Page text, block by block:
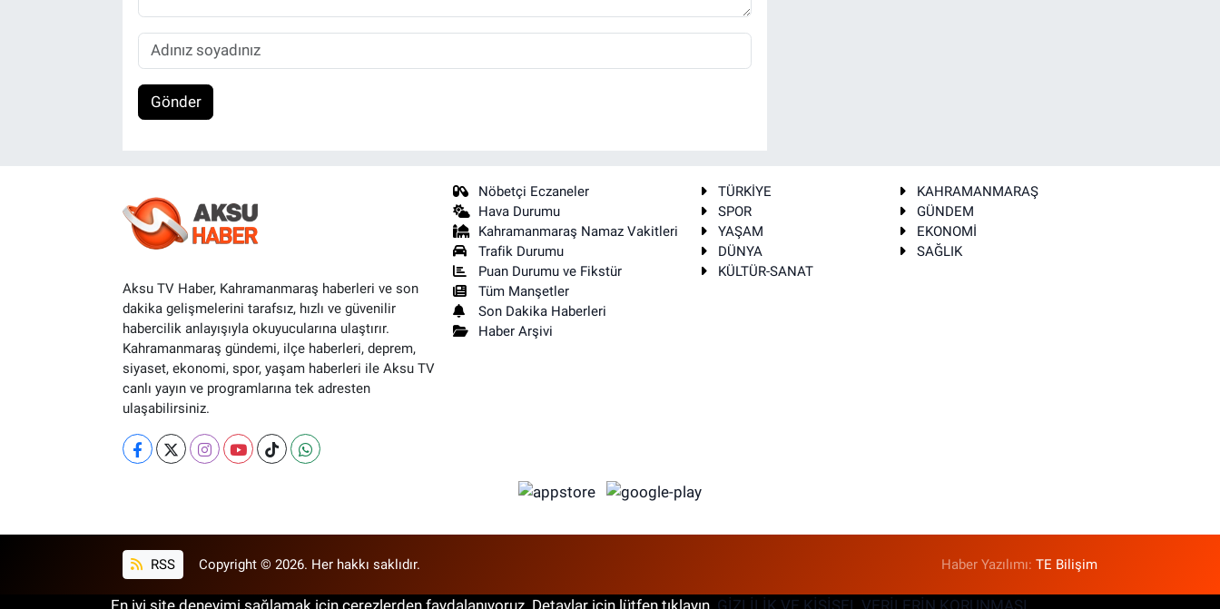
Gönder
Aksu TV Haber, Kahramanmaraş haberleri ve son
dakika gelişmelerini tarafsız, hızlı ve güvenilir
habercilik anlayışıyla okuyucularına ulaştırır.
Kahramanmaraş gündemi, ilçe haberleri, deprem,
siyaset, ekonomi, spor, yaşam haberleri ile Aksu TV
canlı yayın ve programlarına tek adresten
ulaşabilirsiniz.
Nöbetçi Eczaneler
Hava Durumu
Kahramanmaraş Namaz Vakitleri
Trafik Durumu
Puan Durumu ve Fikstür
Tüm Manşetler
Son Dakika Haberleri
Haber Arşivi
TÜRKİYE
KAHRAMANMARAŞ
SPOR
GÜNDEM
YAŞAM
EKONOMİ
DÜNYA
SAĞLIK
KÜLTÜR-SANAT
RSS Copyright © 2026. Her hakkı saklıdır. Haber Yazılımı:TE Bilişim
En iyi site deneyimi sağlamak için çerezlerden faydalanıyoruz. Detaylar için lütfen tıklayın. GİZLİLİK VE KİŞİSEL VERİLERİN KORUNMASI